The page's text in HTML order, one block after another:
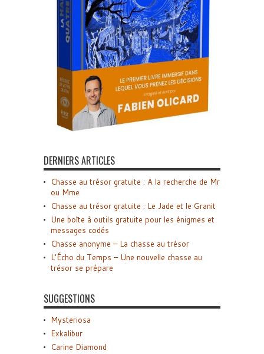
DERNIERS ARTICLES
Chasse au trésor gratuite : A la recherche de Mr
ou Mme
Chasse au trésor gratuite : Le Jade et le Granit
Une boîte à outils gratuite pour les énigmes et
messages codés
Chasse anonyme – La chasse au trésor
L’Écho du Temps – Une nouvelle chasse au
trésor se prépare
SUGGESTIONS
Mysteriosa
Exkalibur
Carine Diamond